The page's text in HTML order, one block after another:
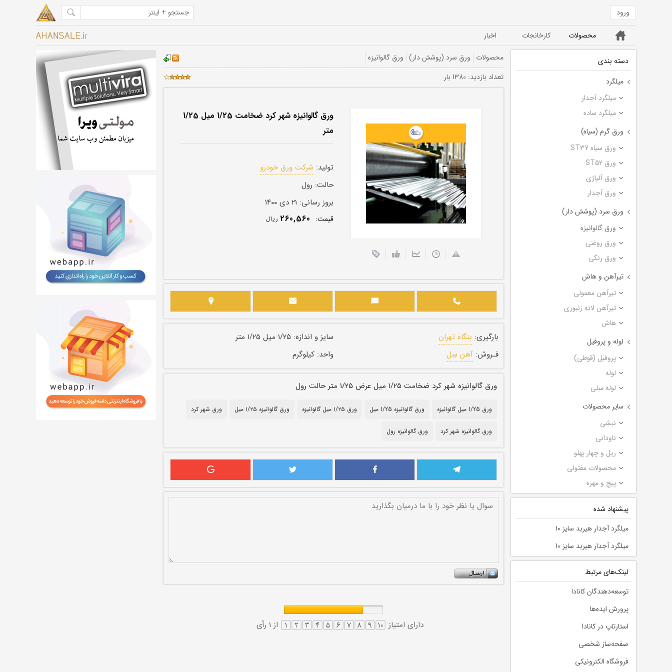
ورود
خانه محصولات کارخانجات اخبار
دسته بندی
میلگرد
میلگرد آجدار
میلگرد ساده
ورق گرم (سیاه)
ورق سیاه ST37
ورق ST52
ورق آلیاژی
ورق آجدار
ورق سرد (پوشش دار)
ورق گالوانیزه
ورق روغنی
ورق رنگی
تیرآهن و هاش
تیرآهن معمولی
تیرآهن لانه زنبوری
هاش
لوله و پروفیل
پروفیل (قوطی)
لوله
لوله مبلی
سایر محصولات
نبشی
ناودانی
ریل و چهار پهلو
محصولات مفتولی
پیچ و مهره
پیشنهاد شده
میلگرد آجدار هیربد سایز 10
میلگرد آجدار هیربد سایز 10
لينك‌های مرتبط
توسعه‌دهندگان کانادا
پرورش ایده‌ها
استارتاپ در کانادا
صفحه‌ساز شخصی
فروشگاه الکترونیکی
محصولات ورق سرد (پوشش دار) ورق گالوانیزه
تعداد بازديد: 1380 بار
ورق گالوانیزه شهر کرد ضخامت 1/25 میل 1/25
متر
تولید: شرکت ورق خودرو
حالت: رول
بروز رسانی: ۲۱ دی ۱۴۰۰
قيمت: 260,560 ريال
بارگیری: بنگاه تهران
فـروش: آهن سِل
سایز و اندازه: ۱/۲۵ میل ۱/۲۵ متر
واحد: کیلوگرم
ورق گالوانیزه شهر کرد ضخامت ۱/۲۵ میل عرض ۱/۲۵ متر حالت رول
ورق 1/25 میل گالوانیزه ورق گالوانیزه 1/25 میل ورق ۱/۲۵ میل گالوانیزه ورق گالوانیزه ۱/۲۵ میل ورق شهر کرد
ورق گالوانیزه شهر کرد ورق گالوانیزه رول
دارای امتیاز از 1 رأی